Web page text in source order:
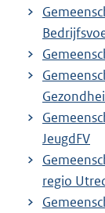
JeugdFV
regio